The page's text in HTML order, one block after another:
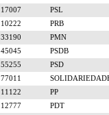
17007
PSL
10222
PRB
33190
PMN
45045
PSDB
55255
PSD
77011
11122
PP
12777
PDT